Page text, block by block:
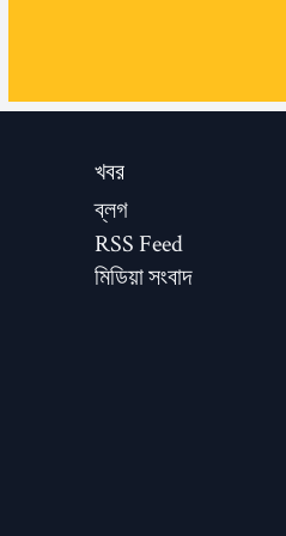
খবর
ব্লগ
RSS Feed
মিডিয়া সংবাদ